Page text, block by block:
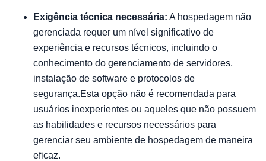
Exigência técnica necessária: A hospedagem não
gerenciada requer um nível significativo de
experiência e recursos técnicos, incluindo o
conhecimento do gerenciamento de servidores,
instalação de software e protocolos de
segurança.Esta opção não é recomendada para
usuários inexperientes ou aqueles que não possuem
as habilidades e recursos necessários para
gerenciar seu ambiente de hospedagem de maneira
eficaz.